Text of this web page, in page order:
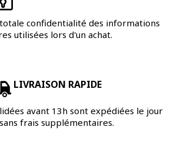
confidentialité des informations
utilisées lors d'un achat.
LIVRAISON RAPIDE
avant 13h sont expédiées le jour
frais supplémentaires.